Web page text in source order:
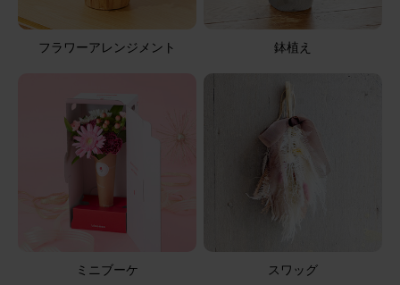
届いてから2日目で白いガーベラとカーネーションが萎
れた
箱を開けた時に花がペタンとしていて、写真とちがってい
たのでちょっとがっかりしました。特にガーベラがしなっ
となっていた。2日目でガーベラと白いカーネーションが
萎れた。お盆が来るのでお仏壇にお供えしたかったのです
が、残念です。宅配での購入に無理があるのかな？もう、
購入しません。
アレンジメント(白)XSサイズ
フラワーアレンジメント 鉢植え
ミニブーケ スワッグ